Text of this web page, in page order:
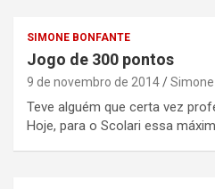
SIMONE BONFANTE
Jogo de 300 pontos
9 de novembro de 2014
Teve alguém que certa vez
Hoje, para o Scolari essa